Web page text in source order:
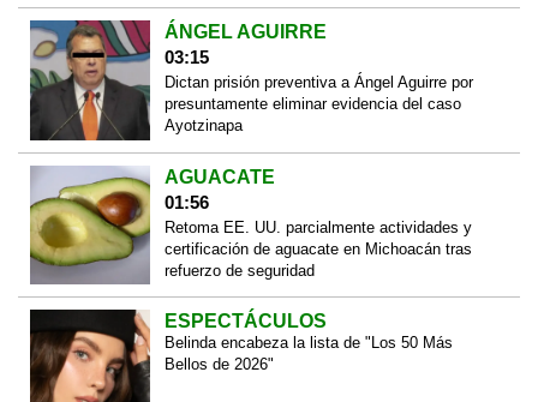
ÁNGEL AGUIRRE
03:15
Dictan prisión preventiva a Ángel Aguirre por
presuntamente eliminar evidencia del caso
Ayotzinapa
AGUACATE
01:56
Retoma EE. UU. parcialmente actividades y
certificación de aguacate en Michoacán tras
refuerzo de seguridad
ESPECTÁCULOS
Belinda encabeza la lista de "Los 50 Más
Bellos de 2026"